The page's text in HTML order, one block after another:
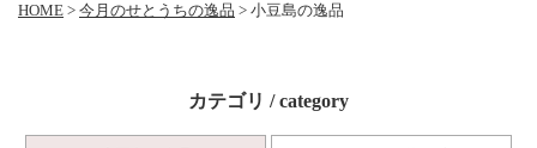
HOME > 今月のせとうちの逸品 > 小豆島の逸品
カテゴリ / category